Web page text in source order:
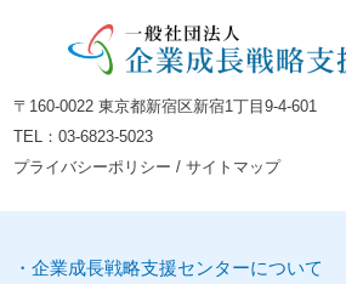
〒160-0022 東京都新宿区新宿1丁目9-4-601
TEL：03-6823-5023
プライバシーポリシー /サイトマップ
企業成長戦略支援センターについて